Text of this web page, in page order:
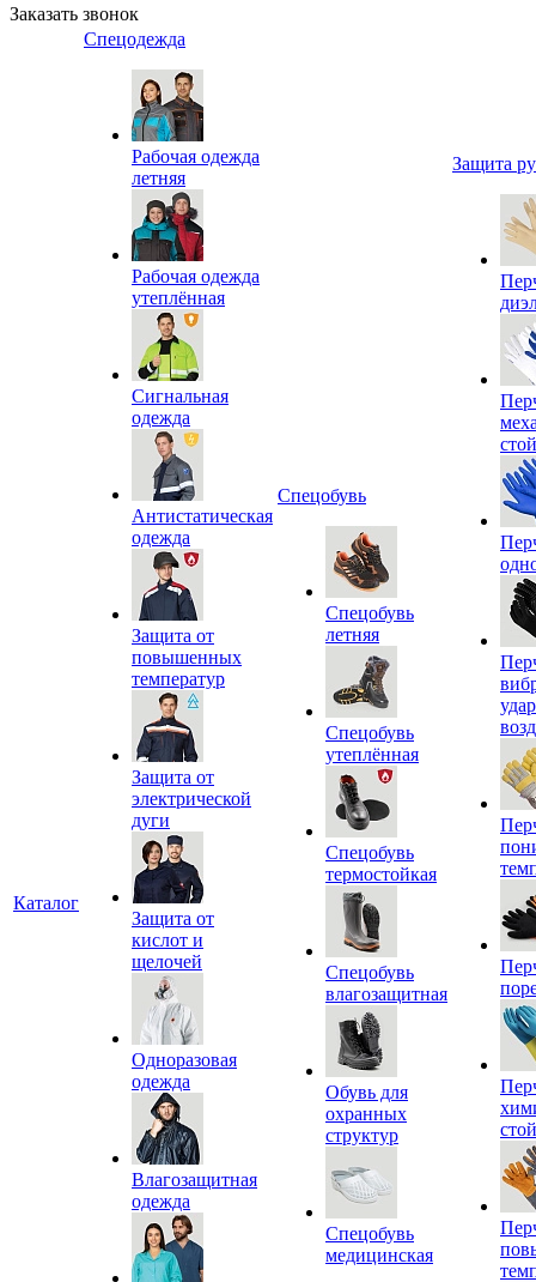
Заказать звонок
Каталог
Спецодежда
Рабочая одежда
летняя
Рабочая одежда
утеплённая
Сигнальная
одежда
Антистатическая
одежда
Защита от
повышенных
температур
Защита от
электрической
дуги
Защита от
кислот и
щелочей
Одноразовая
одежда
Влагозащитная
одежда
Спецобувь
Спецобувь
летняя
Спецобувь
утеплённая
Спецобувь
термостойкая
Спецобувь
влагозащитная
Обувь для
охранных
структур
Спецобувь
медицинская
Защита